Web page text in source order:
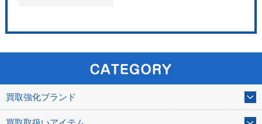
買取強化ブランド